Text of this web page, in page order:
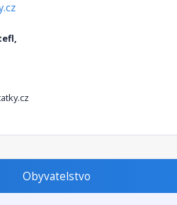
Obyvatelstvo